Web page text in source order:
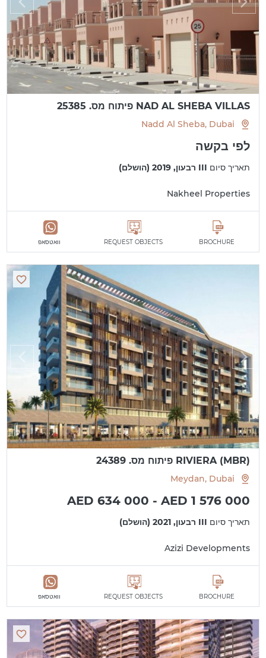
NAD AL SHEBA VILLAS פיתוח מס. 25385
Nadd Al Sheba, Dubai
לפי בקשה
תאריך סיום III רבעון, 2019 (הושלם)
Nakheel Properties
BROCHURE
REQUEST OBJECTS וואטסאפ
RIVIERA (MBR) פיתוח מס. 24389
Meydan, Dubai
AED 634 000 - AED 1 576 000
תאריך סיום III רבעון, 2021 (הושלם)
Azizi Developments
BROCHURE
REQUEST OBJECTS וואטסאפ